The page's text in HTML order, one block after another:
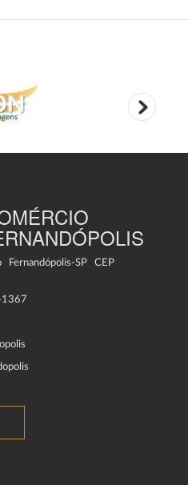
Fernandópolis-SP CEP